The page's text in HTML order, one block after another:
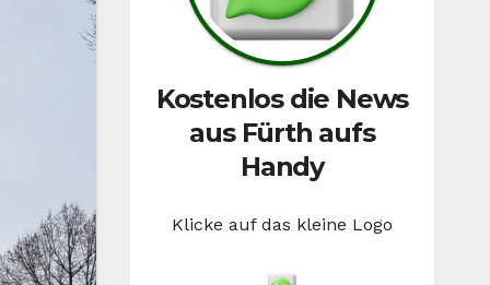
Kostenlos die News
aus Fürth aufs
Handy
Klicke auf das kleine Logo